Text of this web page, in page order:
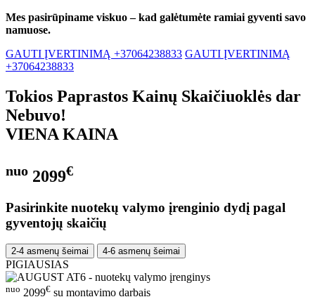
Mes pasirūpiname viskuo – kad galėtumėte ramiai gyventi savo
namuose.
GAUTI ĮVERTINIMĄ +37064238833 GAUTI ĮVERTINIMĄ
+37064238833
Tokios Paprastos Kainų Skaičiuoklės dar
Nebuvo!
VIENA KAINA
nuo 2099€
Pasirinkite nuotekų valymo įrenginio dydį pagal
gyventojų skaičių
2-4 asmenų šeimai 4-6 asmenų šeimai
PIGIAUSIAS
nuo 2099€ su montavimo darbais